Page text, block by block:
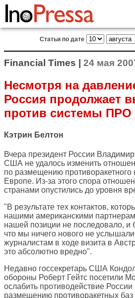
Статьи по дате
Financial Times | 24 мая
Несмотря на
Россия продолжает
против системы ПРО
Кэтрин Белтон
Вчера президент России
США не удалось изменить
по размещению противоракетного
Европе. Из-за этого спора
странами опустились до уровня
"В результате тех контактов,
нашими американскими
нашей позиции не последовало, и
что мы ничего нового не
журналистам в ходе визита в
это абсолютно вредно".
Недавно госсекретарь США
обороны Роберт Гейтс посетили
ослабить противодействие
размещению противоракетных